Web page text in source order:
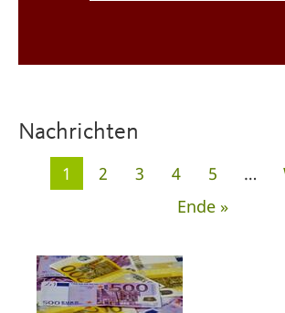
Nachrichten
Seitennummerierung
Aktuelle
1 Seite
2 Seite
3 Seite
4 Seite
5 …
Letzte
Ende »